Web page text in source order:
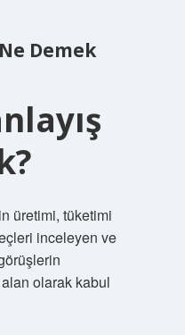
Demek
üretimi, tüketimi
inceleyen ve
olarak kabul